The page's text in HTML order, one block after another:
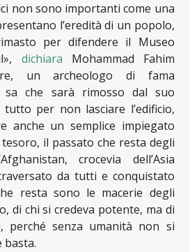
non sono importanti come una
l’eredità di un popolo,
per difendere il Museo
dichiara Mohammad Fahim
un archeologo di fama
sa che sarà rimosso dal suo
per non lasciare l’edificio,
anche un semplice impiegato
il passato che resta degli
crocevia dell’Asia
da tutti e conquistato
resta sono le macerie degli
di chi si credeva potente, ma di
senza umanità non si
basta.